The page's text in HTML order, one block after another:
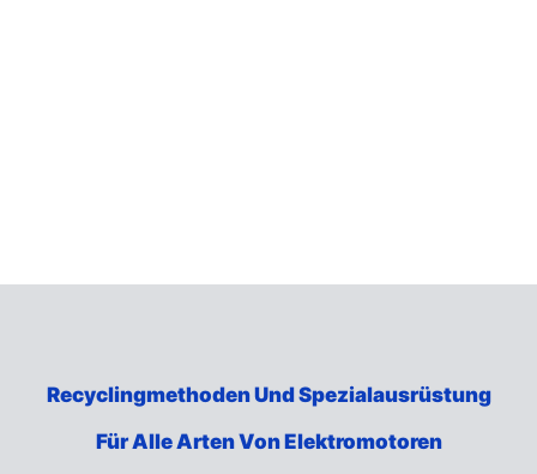
Recyclingmethoden Und Spezialausrüstung
Für Alle Arten Von Elektromotoren